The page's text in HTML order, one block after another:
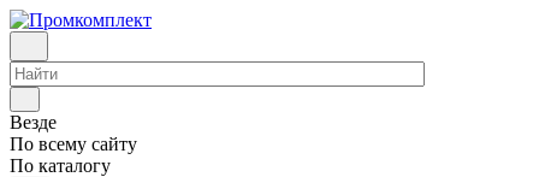
Везде
По всему сайту
По каталогу